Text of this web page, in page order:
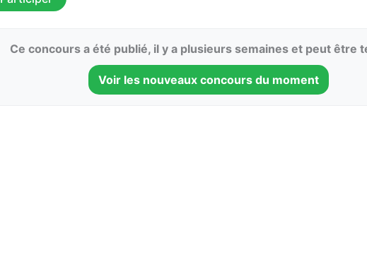
Ce concours a été publié, il y a plusieurs semaines et peut être
Voir les nouveaux concours du moment